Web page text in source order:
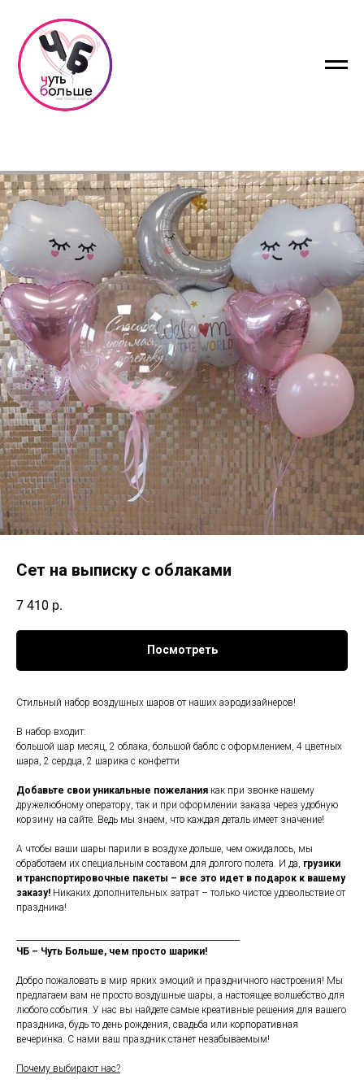
Сет на выписку с облаками
7 410 р.
Посмотреть
Стильный набор воздушных шаров от наших аэродизайнеров!
В набор входит:
большой шар месяц, 2 облака, большой баблс с оформлением, 4 цветных
шара, 2 сердца, 2 шарика с конфетти
Добавьте свои уникальные пожелания как при звонке нашему
дружелюбному оператору, так и при оформлении заказа через удобную
корзину на сайте. Ведь мы знаем, что каждая деталь имеет значение!
А чтобы ваши шары парили в воздухе дольше, чем ожидалось, мы
обработаем их специальным составом для долгого полета. И да, грузики
и транспортировочные пакеты – все это идет в подарок к вашему
заказу! Никаких дополнительных затрат – только чистое удовольствие от
праздника!
ЧБ – Чуть Больше, чем просто шарики!
Добро пожаловать в мир ярких эмоций и праздничного настроения! Мы
предлагаем вам не просто воздушные шары, а настоящее волшебство для
любого события. У нас вы найдете самые креативные решения для вашего
праздника, будь то день рождения, свадьба или корпоративная
вечеринка. С нами ваш праздник станет незабываемым!
Почему выбирают нас?